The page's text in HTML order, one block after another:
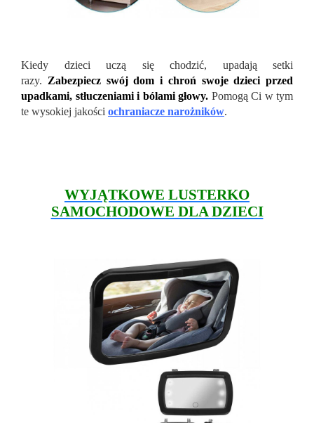
Kiedy dzieci uczą się chodzić, upadają setki
razy. Zabezpiecz swój dom i chroń swoje dzieci przed
upadkami, stłuczeniami i bólami głowy. Pomogą Ci w tym
te wysokiej jakości ochraniacze narożników.
WYJĄTKOWE LUSTERKO
SAMOCHODOWE DLA DZIECI